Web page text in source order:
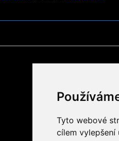
Tyto webové
cílem vylepšení